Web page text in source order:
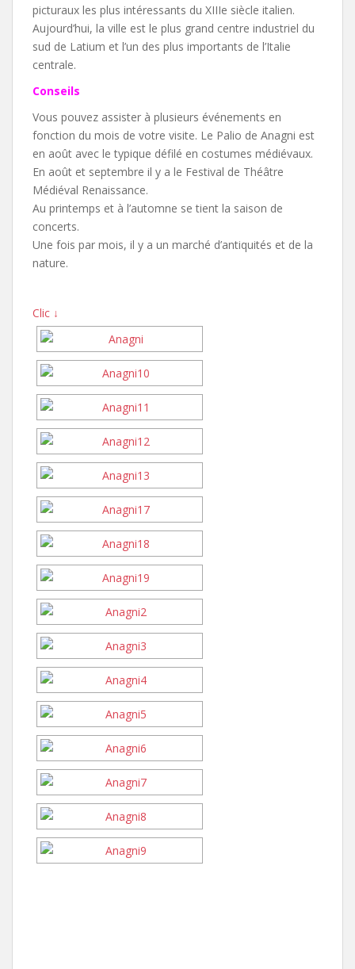
picturaux les plus intéressants du XIIIe siècle italien.
Aujourd’hui, la ville est le plus grand centre industriel du
sud de Latium et l’un des plus importants de l’Italie
centrale.
Conseils
Vous pouvez assister à plusieurs événements en
fonction du mois de votre visite. Le Palio de Anagni est
en août avec le typique défilé en costumes médiévaux.
En août et septembre il y a le Festival de Théâtre
Médiéval Renaissance.
Au printemps et à l’automne se tient la saison de
concerts.
Une fois par mois, il y a un marché d’antiquités et de la
nature.
Clic ↓